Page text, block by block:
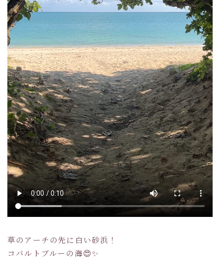
草のアーチの先に白い砂浜！
コバルトブルーの海😍✨